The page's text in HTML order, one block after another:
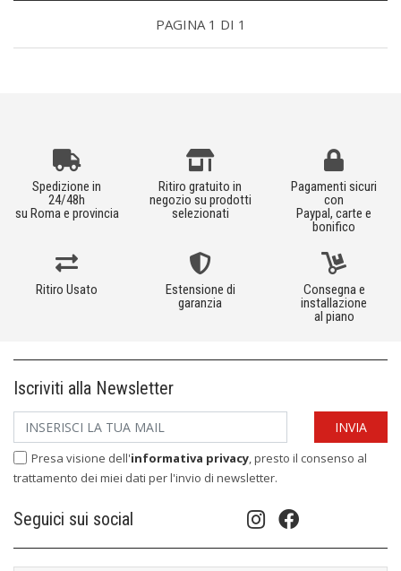
PAGINA 1 DI 1
Spedizione in
24/48h
su Roma e provincia
Ritiro gratuito in
negozio su prodotti
selezionati
Pagamenti sicuri
con
Paypal, carte e
bonifico
Ritiro Usato
Estensione di
garanzia
Consegna e
installazione
al piano
Iscriviti alla Newsletter
Presa visione dell'informativa privacy, presto il consenso al
trattamento dei miei dati per l'invio di newsletter.
Seguici sui social